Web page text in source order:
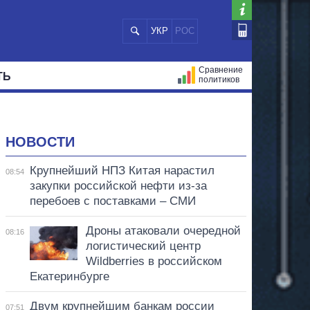
УКР РОС
Сравнение
политиков
НОВОСТИ
08:54
Крупнейший НПЗ Китая нарастил
закупки российской нефти из-за
перебоев с поставками – СМИ
08:16
Дроны атаковали очередной
логистический центр
Wildberries в российском
Екатеринбурге
07:51
Двум крупнейшим банкам россии